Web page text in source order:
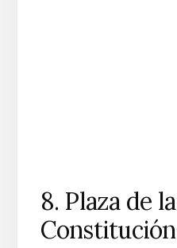
8. Plaza de la
Constitución